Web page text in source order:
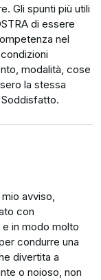
Grom può
veramente la
anche se sei
la
a Federico di
controparte e
in
perché
Gli spunti più utili
di essere
nel
modalità, cose
la stessa
avviso,
con
in modo molto
condurre una
divertita a
o noioso, non